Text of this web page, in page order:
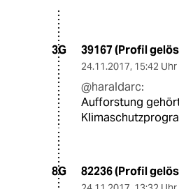
3G 39167 (Profil
24.11.2017, 15:42 Uhr
@haraldarc:
Aufforstung
8G 82236 (Profil